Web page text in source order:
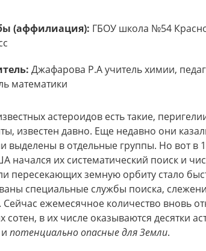
(аффилиация): ГБОУ школа №54
Джафарова Р.А учитель химии,
математики
астероидов есть такие,
известен давно. Еще недавно они
выделены в отдельные группы. Но вот в
начался их систематический поиск и
земную орбиту стало
специальные службы поиска,
ежемесячное количество вновь
сотен, в их числе оказываются десятки
потенциально опасные для Земли.